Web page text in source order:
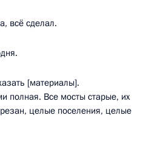
всё сделал.
[материалы].
полная. Все мосты старые, их
целые поселения, целые